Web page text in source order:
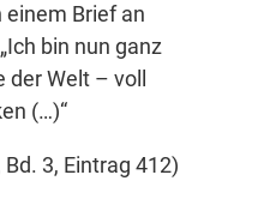
einem Brief an
„Ich bin nun ganz
Welt – voll
(…)“
3, Eintrag 412)